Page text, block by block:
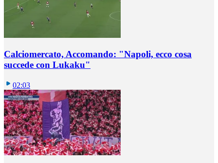
Calciomercato, Accomando: "Napoli, ecco cosa
succede con Lukaku"
02:03